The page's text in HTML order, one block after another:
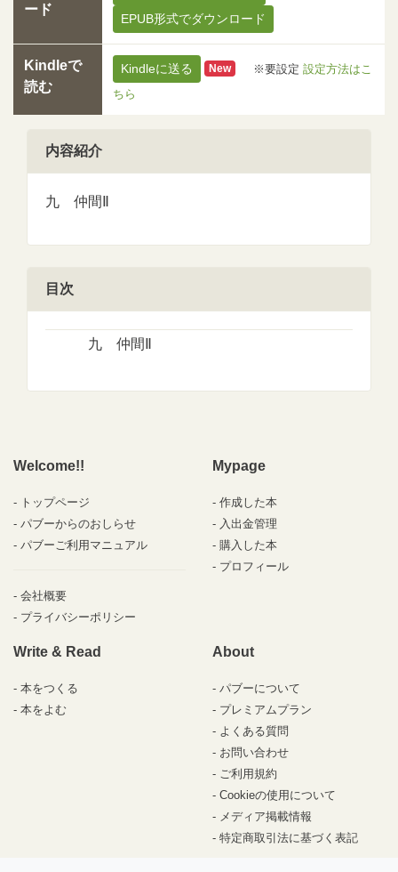
ード
EPUB形式でダウンロード
Kindleで
読む
Kindleに送る New ※要設定 設定方法はこ
ちら
内容紹介
九 仲間Ⅱ
目次
九 仲間Ⅱ
Welcome!!
トップページ
パブーからのおしらせ
パブーご利用マニュアル
会社概要
プライバシーポリシー
Mypage
作成した本
入出金管理
購入した本
プロフィール
Write & Read
本をつくる
本をよむ
About
パブーについて
プレミアムプラン
よくある質問
お問い合わせ
ご利用規約
Cookieの使用について
メディア掲載情報
特定商取引法に基づく表記